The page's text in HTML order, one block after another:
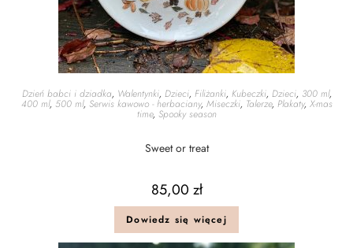
Dzień babci i dziadka, Walentynki, Dzieci, Filiżanki, Kubeczki, Dzieci, 300 ml,
400 ml, 500 ml, Serwis kawowo - herbaciany, Miseczki, Talerze, Plakaty, X-mas
time, Spooky season
Sweet or treat
85,00 zł
Dowiedz się więcej